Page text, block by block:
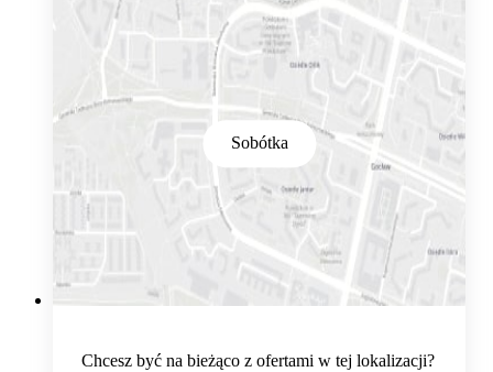
Sobótka
Chcesz być na bieżąco z ofertami w tej lokalizacji?